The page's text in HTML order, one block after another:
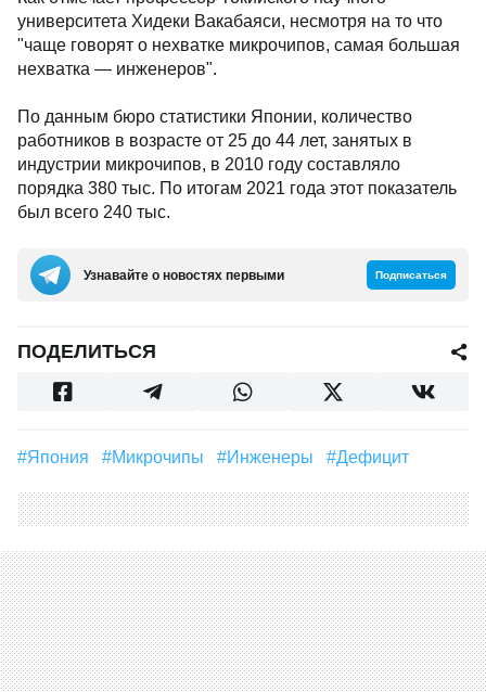
университета Хидеки Вакабаяси, несмотря на то что
"чаще говорят о нехватке микрочипов, самая большая
нехватка — инженеров".
По данным бюро статистики Японии, количество
работников в возрасте от 25 до 44 лет, занятых в
индустрии микрочипов, в 2010 году составляло
порядка 380 тыс. По итогам 2021 года этот показатель
был всего 240 тыс.
Узнавайте о новостях первыми Подписаться
ПОДЕЛИТЬСЯ
#Япония #микрочипы #инженеры #Дефицит